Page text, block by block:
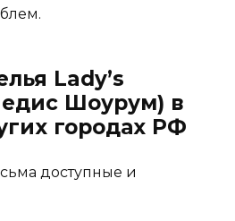
Lady’s
Шоурум) в
городах РФ
доступные и